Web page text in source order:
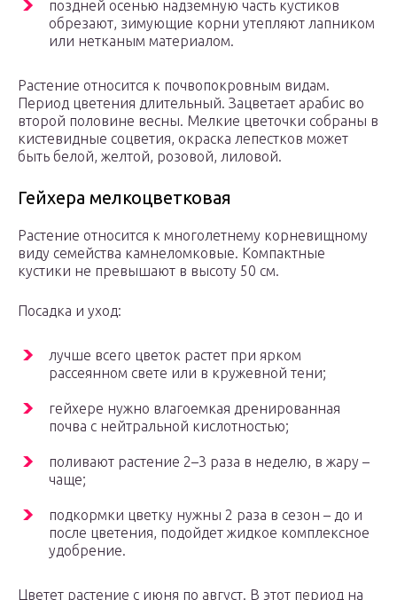
поздней осенью надземную часть кустиков
обрезают, зимующие корни утепляют лапником
или нетканым материалом.
Растение относится к почвопокровным видам.
Период цветения длительный. Зацветает арабис во
второй половине весны. Мелкие цветочки собраны в
кистевидные соцветия, окраска лепестков может
быть белой, желтой, розовой, лиловой.
Гейхера мелкоцветковая
Растение относится к многолетнему корневищному
виду семейства камнеломковые. Компактные
кустики не превышают в высоту 50 см.
Посадка и уход:
лучше всего цветок растет при ярком
рассеянном свете или в кружевной тени;
гейхере нужно влагоемкая дренированная
почва с нейтральной кислотностью;
поливают растение 2–3 раза в неделю, в жару –
чаще;
подкормки цветку нужны 2 раза в сезон – до и
после цветения, подойдет жидкое комплексное
удобрение.
Цветет растение с июня по август. В этот период на